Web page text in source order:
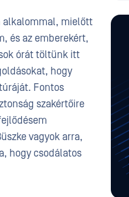
alkalommal, mielőtt
és az emberekért,
órát töltünk itt
hogy
Fontos
szakértőire
vagyok arra,
hogy csodálatos